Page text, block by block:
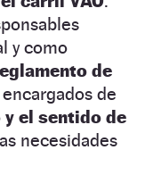
y como
de
de
el sentido de
necesidades